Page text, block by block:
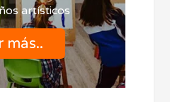
artísticos
más..